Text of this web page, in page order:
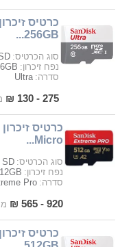
256GB...
סוג הכרטיס:
נפח זיכרון:
סדרה: Ultra
275 - 130 ₪
Micro...
סוג הכרטיס: SD
נפח זיכרון:
סדרה: Pro
920 - 565 ₪